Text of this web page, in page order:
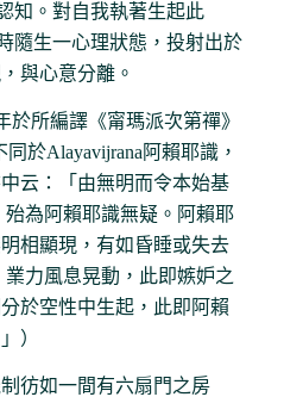
知。對自我執著生起此
隨生一心理狀態，投射出於
與心意分離。
於所編譯《甯瑪派次第禪》
於Alayavijrana阿賴耶識，
云：「由無明而令本始基
殆為阿賴耶識無疑。阿賴耶
相顯現，有如昏睡或失去
力風息晃動，此即嫉妒之
於空性中生起，此即阿賴
）
彷如一間有六扇門之房